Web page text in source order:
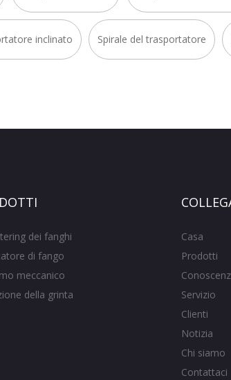
inclinato Spirale del trasportatore
dei fanghi
di fango
meccanico
della grinta
Casa
Prodotti
Servizio
Clienti
Notizia
Chi siamo
Contattaci